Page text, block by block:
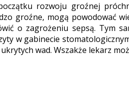
rozwoju groźnej
groźne, mogą powodować
o zagrożeniu sepsą. Tym
w gabinecie
wad. Wszakże lekarz